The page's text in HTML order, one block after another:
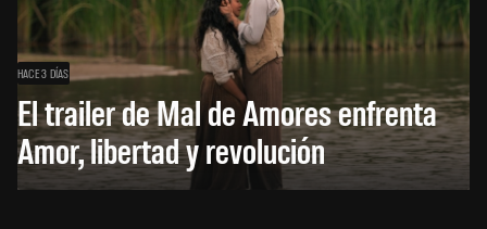
HACE 3 DÍAS
El trailer de Mal de Amores enfrenta
Amor, libertad y revolución